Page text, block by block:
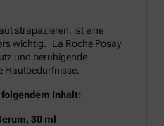
strapazieren, ist eine
wichtig. La Roche Posay
und beruhigende
Hautbedürfnisse.
Inhalt:
30 ml